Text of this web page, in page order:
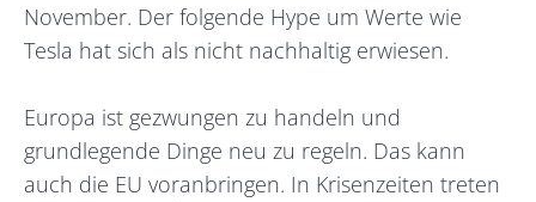
November. Der folgende Hype um Werte wie
Tesla hat sich als nicht nachhaltig erwiesen.
Europa ist gezwungen zu handeln und
grundlegende Dinge neu zu regeln. Das kann
auch die EU voranbringen. In Krisenzeiten treten